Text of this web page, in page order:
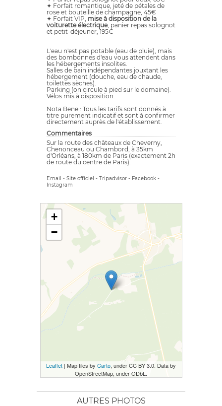
✦ Forfait romantique, jeté de pétales de
rose et bouteille de champagne, 45€
✦ Forfait VIP, mise à disposition de la
voiturette électrique, panier repas solognot
et petit-déjeuner, 195€
L'eau n'est pas potable (eau de pluie), mais
des bombonnes d'eau vous attendent dans
les hébergements insolites.
Salles de bain indépendantes jouxtant les
hébergement (douche, eau de chaude,
toilettes sèches).
Parking (on circule à pied sur le domaine).
Vélos mis à disposition.
Nota Bene : Tous les tarifs sont donnés à
titre purement indicatif et sont à confirmer
directement auprès de l'établissement.
Commentaires
Sur la route des châteaux de Cheverny,
Chenonceau ou Chambord, à 35km
d'Orléans, à 180km de Paris (exactement 2h
de route du centre de Paris).
Email - Site officiel - Tripadvisor - Facebook -
Instagram
+
−
Leaflet | Map tiles by Carto, under CC BY 3.0. Data by
OpenStreetMap, under ODbL.
AUTRES PHOTOS